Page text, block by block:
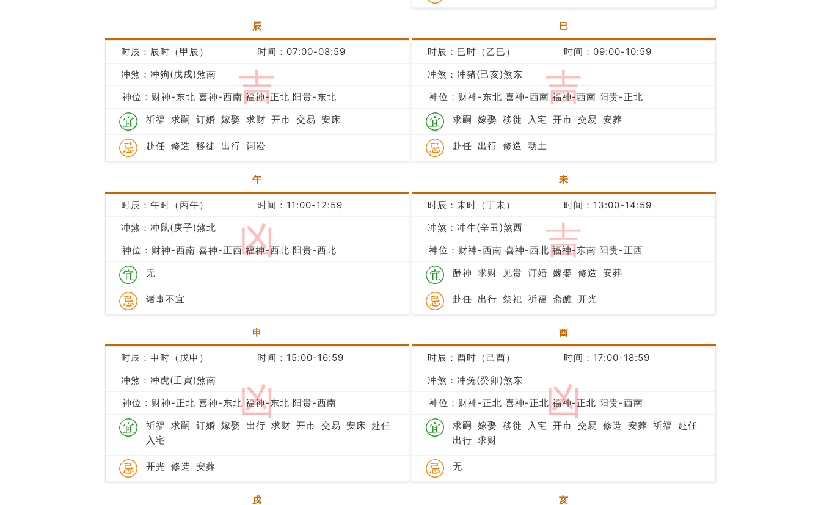
辰
吉
时辰：辰时（甲辰）
时间：07:00-08:59
冲煞：冲狗(戊戌)煞南
神位：财神-东北 喜神-西南 福神-正北 阳贵-东北
祈福 求嗣 订婚 嫁娶 求财 开市 交易 安床
赴任 修造 移徙 出行 词讼
巳
吉
时辰：巳时（乙巳）
时间：09:00-10:59
冲煞：冲猪(己亥)煞东
神位：财神-东北 喜神-西南 福神-西南 阳贵-正北
求嗣 嫁娶 移徙 入宅 开市 交易 安葬
赴任 出行 修造 动土
午
凶
时辰：午时（丙午）
时间：11:00-12:59
冲煞：冲鼠(庚子)煞北
神位：财神-西南 喜神-正西 福神-西北 阳贵-西北
无
诸事不宜
未
吉
时辰：未时（丁未）
时间：13:00-14:59
冲煞：冲牛(辛丑)煞西
神位：财神-西南 喜神-西北 福神-东南 阳贵-正西
酬神 求财 见贵 订婚 嫁娶 修造 安葬
赴任 出行 祭祀 祈福 斋醮 开光
申
凶
时辰：申时（戊申）
时间：15:00-16:59
冲煞：冲虎(壬寅)煞南
神位：财神-正北 喜神-东北 福神-东北 阳贵-西南
祈福 求嗣 订婚 嫁娶 出行 求财 开市 交易 安床 赴任
入宅
开光 修造 安葬
酉
凶
时辰：酉时（己酉）
时间：17:00-18:59
冲煞：冲兔(癸卯)煞东
神位：财神-正北 喜神-正北 福神-正北 阳贵-西南
求嗣 嫁娶 移徙 入宅 开市 交易 修造 安葬 祈福
赴任
出行 求财
无
戌 亥